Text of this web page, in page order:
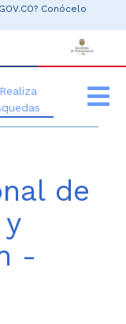
Conócelo
de
-